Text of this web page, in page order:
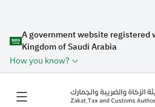
A government website registered
Kingdom of Saudi Arabia
How you know?